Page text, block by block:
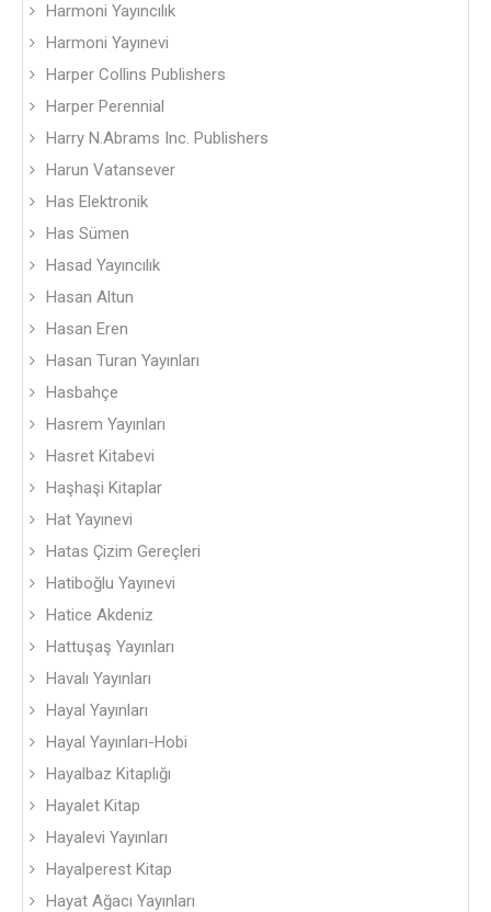
Harmoni Yayıncılık
Harmoni Yayınevi
Harper Collins Publishers
Harper Perennial
Harry N.Abrams Inc. Publishers
Harun Vatansever
Has Elektronik
Has Sümen
Hasad Yayıncılık
Hasan Altun
Hasan Eren
Hasan Turan Yayınları
Hasbahçe
Hasrem Yayınları
Hasret Kitabevi
Haşhaşi Kitaplar
Hat Yayınevi
Hatas Çizim Gereçleri
Hatiboğlu Yayınevi
Hatice Akdeniz
Hattuşaş Yayınları
Havalı Yayınları
Hayal Yayınları
Hayal Yayınları-Hobi
Hayalbaz Kitaplığı
Hayalet Kitap
Hayalevi Yayınları
Hayalperest Kitap
Hayat Ağacı Yayınları